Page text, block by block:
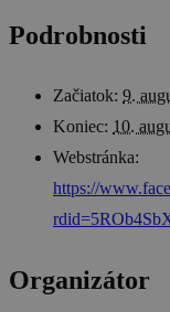
Podrobnosti
Začiatok: 9.
Koniec: 10.
Webstránka:
https://
Organizátor